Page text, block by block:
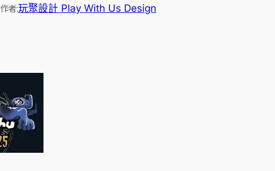
作者:玩聚設計 Play With Us Design